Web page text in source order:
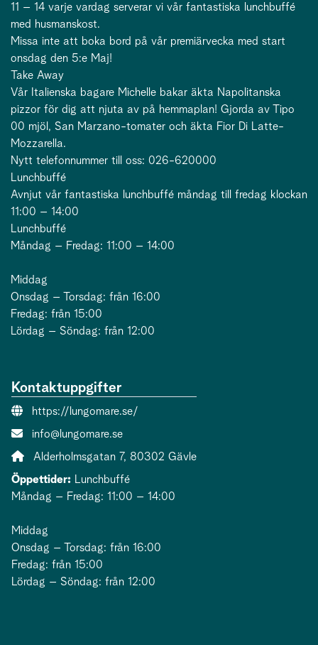
11 – 14 varje vardag serverar vi vår fantastiska lunchbuffé
med husmanskost.
Missa inte att boka bord på vår premiärvecka med start
onsdag den 5:e Maj!
Take Away
Vår Italienska bagare Michelle bakar äkta Napolitanska
pizzor för dig att njuta av på hemmaplan! Gjorda av Tipo
00 mjöl, San Marzano-tomater och äkta Fior Di Latte-
Mozzarella.
Nytt telefonnummer till oss: 026-620000
Lunchbuffé
Avnjut vår fantastiska lunchbuffé måndag till fredag klockan
11:00 – 14:00
Lunchbuffé
Måndag – Fredag: 11:00 – 14:00
Middag
Onsdag – Torsdag: från 16:00
Fredag: från 15:00
Lördag – Söndag: från 12:00
Kontaktuppgifter
Webbsida:
https://lungomare.se/
E-post:
info@lungomare.se
Adress:
Alderholmsgatan 7, 80302 Gävle
Öppettider: Lunchbuffé
Måndag – Fredag: 11:00 – 14:00
Middag
Onsdag – Torsdag: från 16:00
Fredag: från 15:00
Lördag – Söndag: från 12:00